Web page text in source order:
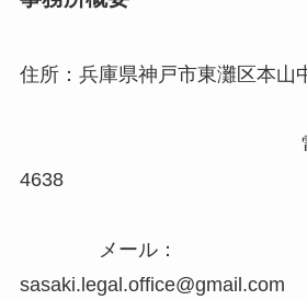
住所：兵庫県神戸市東灘区本
電話：
メール：